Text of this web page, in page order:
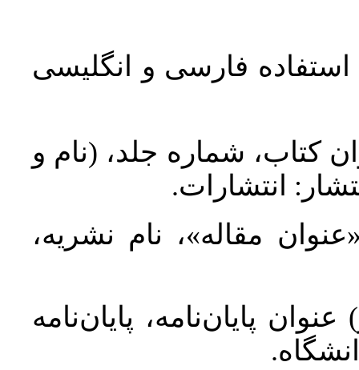
استفاده فارسی و انگلیسی
کتاب، شماره جلد، (نام و
انتشارات.
مقاله»، نام نشریه،
پایان‌نامه، پایان‌نامه